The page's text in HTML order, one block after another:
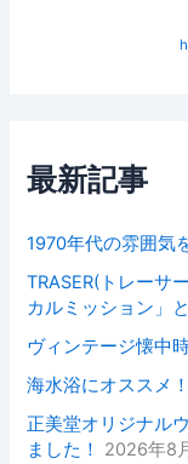
最新記事
1970年代の雰囲気
TRASER(トレーサ
カルミッション」
ヴィンテージ懐中
海水浴にオススメ
正美堂オリジナル
ました！
2026年8